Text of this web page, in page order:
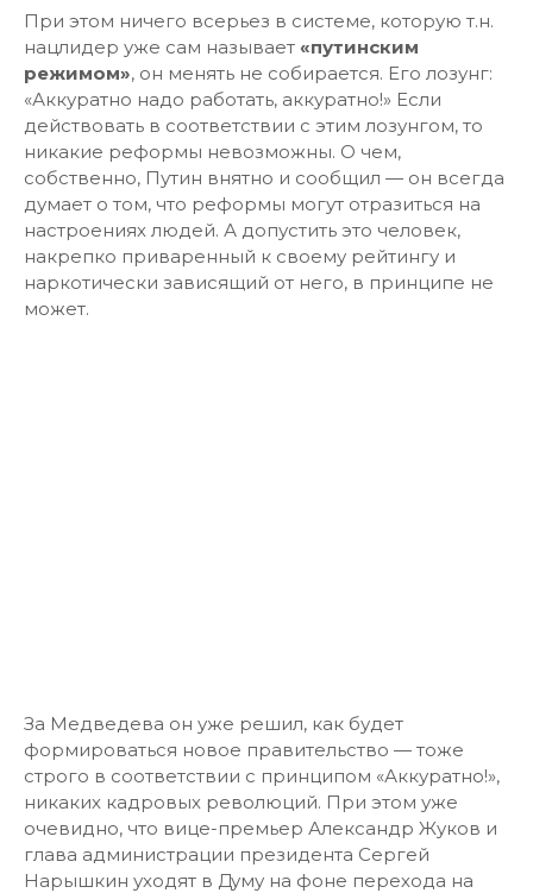
При этом ничего всерьез в системе, которую т.н.
нацлидер уже сам называет «путинским
режимом», он менять не собирается. Его лозунг:
«Аккуратно надо работать, аккуратно!» Если
действовать в соответствии с этим лозунгом, то
никакие реформы невозможны. О чем,
собственно, Путин внятно и сообщил — он всегда
думает о том, что реформы могут отразиться на
настроениях людей. А допустить это человек,
накрепко приваренный к своему рейтингу и
наркотически зависящий от него, в принципе не
может.
За Медведева он уже решил, как будет
формироваться новое правительство — тоже
строго в соответствии с принципом «Аккуратно!»,
никаких кадровых революций. При этом уже
очевидно, что вице-премьер Александр Жуков и
глава администрации президента Сергей
Нарышкин уходят в Думу на фоне перехода на